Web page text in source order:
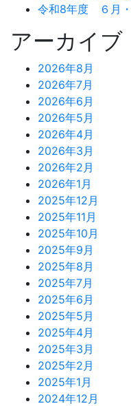
令和8年度 ６月
アーカイブ
2026年8月
2026年7月
2026年6月
2026年5月
2026年4月
2026年3月
2026年2月
2026年1月
2025年12月
2025年11月
2025年10月
2025年9月
2025年8月
2025年7月
2025年6月
2025年5月
2025年4月
2025年3月
2025年2月
2025年1月
2024年12月